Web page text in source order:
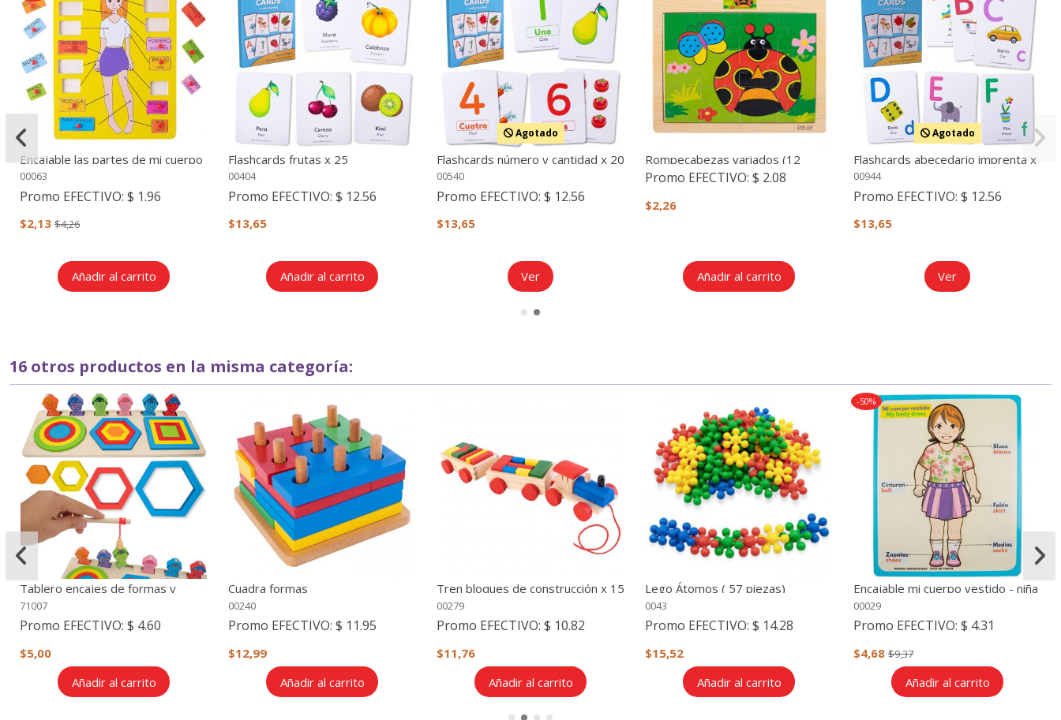
Encajable las partes de mi cuerpo
(mujer)
00063
Promo EFECTIVO: $ 1.96
$2,13 $4,26
Añadir al carrito
Flashcards frutas x 25
00404
Promo EFECTIVO: $ 12.56
$13,65
Añadir al carrito
Agotado
Flashcards número y cantidad x 20
00540
Promo EFECTIVO: $ 12.56
$13,65
Ver
Rompecabezas variados (12
piezas)
Promo EFECTIVO: $ 2.08
$2,26
Añadir al carrito
Agotado
Flashcards abecedario imprenta x
26
00944
Promo EFECTIVO: $ 12.56
$13,65
Ver
16 otros productos en la misma categoría:
Tablero encajes de formas y
tamaños con caña de pescar
71007
Promo EFECTIVO: $ 4.60
$5,00
Añadir al carrito
Cuadra formas
00240
Promo EFECTIVO: $ 11.95
$12,99
Añadir al carrito
Tren bloques de construcción x 15
piezas
00279
Promo EFECTIVO: $ 10.82
$11,76
Añadir al carrito
Lego Átomos ( 57 piezas)
0043
Promo EFECTIVO: $ 14.28
$15,52
Añadir al carrito
-50%
Encajable mi cuerpo vestido - niña
00029
Promo EFECTIVO: $ 4.31
$4,68 $9,37
Añadir al carrito